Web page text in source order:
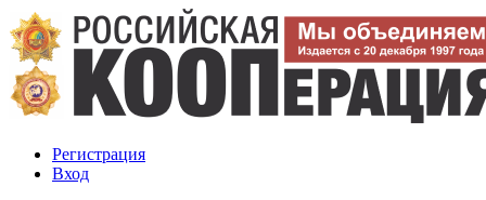
Регистрация
Вход